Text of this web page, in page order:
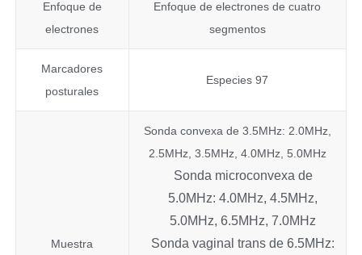
Enfoque de
electrones
Enfoque de electrones de cuatro
segmentos
Marcadores
posturales
Especies 97
Muestra
Sonda convexa de 3.5MHz: 2.0MHz,
2.5MHz, 3.5MHz, 4.0MHz, 5.0MHz
Sonda microconvexa de
5.0MHz: 4.0MHz, 4.5MHz,
5.0MHz, 6.5MHz, 7.0MHz
Sonda vaginal trans de 6.5MHz: